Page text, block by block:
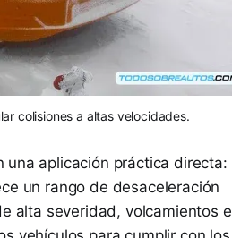
colisiones a altas velocidades.
aplicación práctica directa:
un rango de desaceleración
alta severidad, volcamientos e